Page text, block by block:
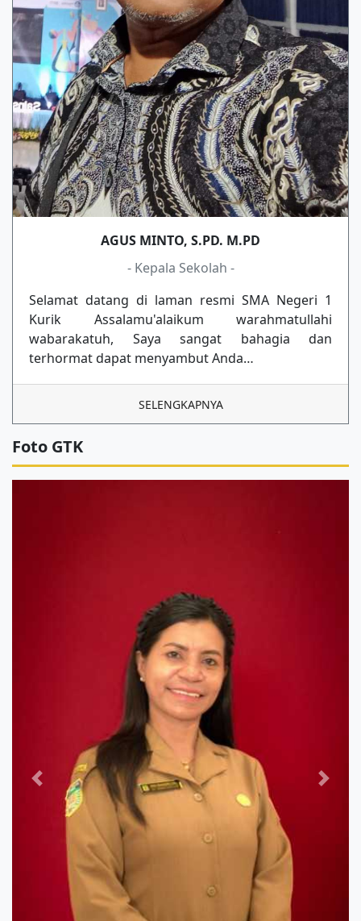
AGUS MINTO, S.PD. M.PD
- Kepala Sekolah -
Selamat datang di laman resmi SMA Negeri 1
Kurik Assalamu'alaikum warahmatullahi
wabarakatuh, Saya sangat bahagia dan
terhormat dapat menyambut Anda…
SELENGKAPNYA
Foto GTK
Previous Next